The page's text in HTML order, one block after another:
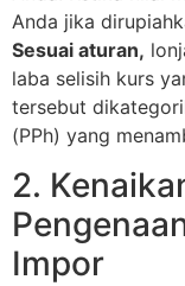
Anda jika
Sesuai aturan,
laba selisih kurs
tersebut
(PPh) yang
2.
Impor